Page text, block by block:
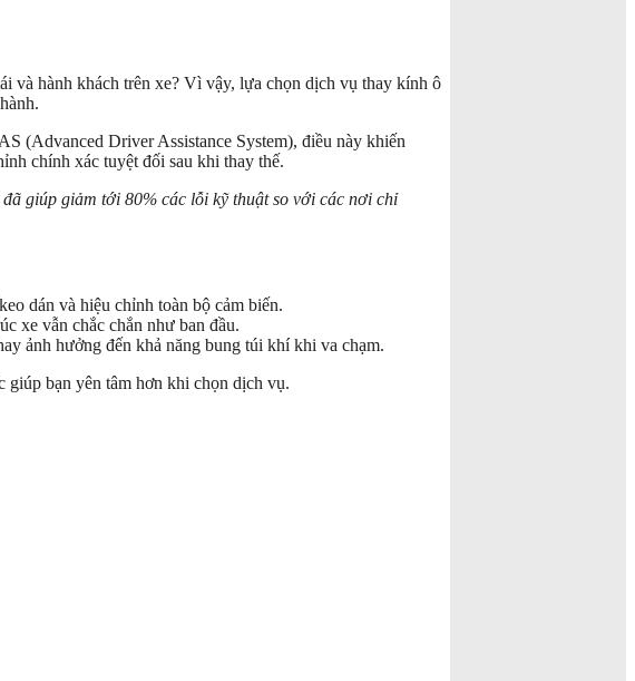
và hành khách trên xe? Vì vậy, lựa chọn dịch vụ thay kính ô
(Advanced Driver Assistance System), điều này khiến
chính xác tuyệt đối sau khi thay thế.
giúp giảm tới 80% các lỗi kỹ thuật so với các nơi chỉ
dán và hiệu chỉnh toàn bộ cảm biến.
xe vẫn chắc chắn như ban đầu.
ảnh hưởng đến khả năng bung túi khí khi va chạm.
giúp bạn yên tâm hơn khi chọn dịch vụ.